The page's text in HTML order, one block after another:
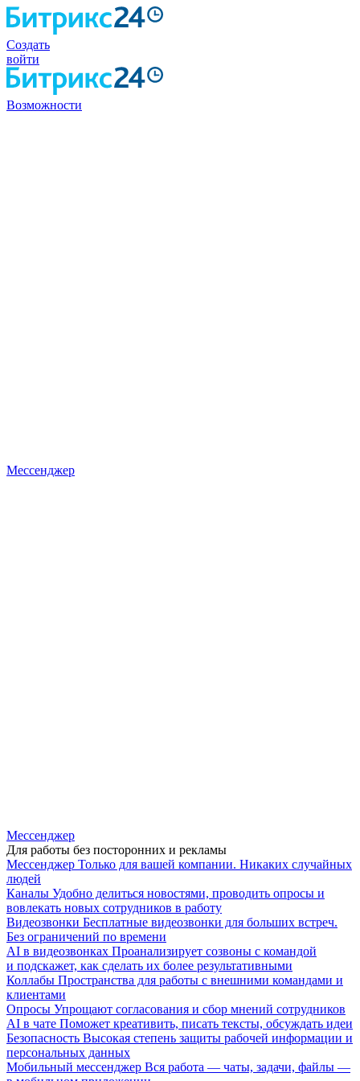
Создать
войти
Возможности
Мессенджер
Мессенджер
Для работы без посторонних и рекламы
Мессенджер Только для вашей компании. Никаких случайных
людей
Каналы Удобно делиться новостями, проводить опросы и
вовлекать новых сотрудников в работу
Видеозвонки Бесплатные видеозвонки для больших встреч.
Без ограничений по времени
AI в видеозвонках Проанализирует созвоны с командой
и подскажет, как сделать их более результативными
Коллабы Пространства для работы с внешними командами и
клиентами
Опросы Упрощают согласования и сбор мнений сотрудников
AI в чате Поможет креативить, писать тексты, обсуждать идеи
Безопасность Высокая степень защиты рабочей информации и
персональных данных
Мобильный мессенджер Вся работа — чаты, задачи, файлы —